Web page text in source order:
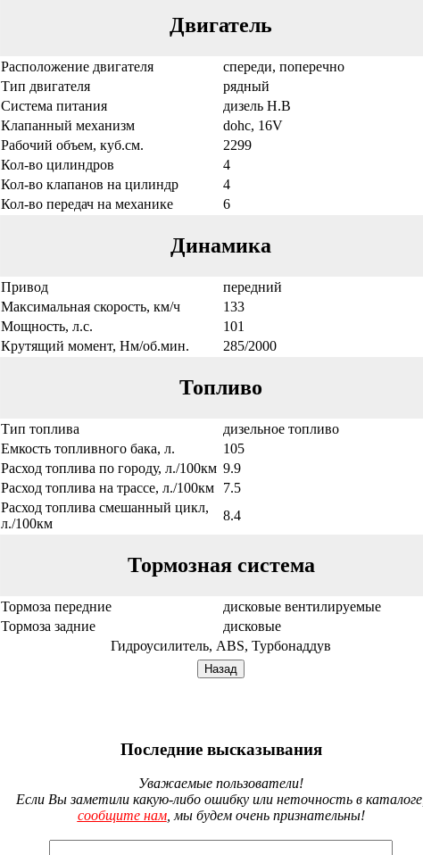
Двигатель
Расположение двигателя
спереди, поперечно
Тип двигателя
рядный
Система питания
дизель Н.В
Клапанный механизм
dohc, 16V
Рабочий объем, куб.см.
2299
Кол-во цилиндров
4
Кол-во клапанов на цилиндр
4
Кол-во передач на механике
6
Динамика
Привод
передний
Максимальная скорость, км/ч
133
Мощность, л.с.
101
Крутящий момент, Нм/об.мин.
285/2000
Топливо
Тип топлива
дизельное топливо
Емкость топливного бака, л.
105
Расход топлива по городу, л./100км 9.9
Расход топлива на трассе, л./100км
7.5
Расход топлива смешанный цикл,
л./100км
8.4
Тормозная система
Тормоза передние
дисковые вентилируемые
Тормоза задние
дисковые
Гидроусилитель, ABS, Турбонаддув
Последние высказывания
Уважаемые пользователи!
Если Вы заметили какую-либо ошибку или неточность в каталоге,
сообщите нам, мы будем очень признательны!